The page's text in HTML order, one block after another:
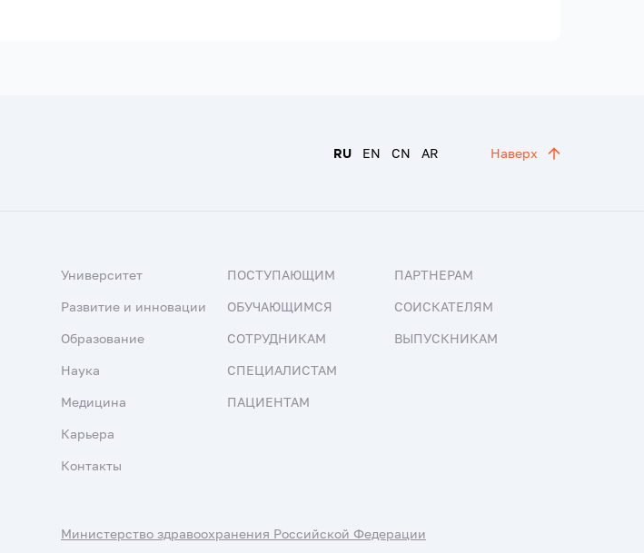
RU EN CN AR Наверх
Университет
Развитие и инновации
Образование
Наука
Медицина
Карьера
Контакты
ПОСТУПАЮЩИМ
ОБУЧАЮЩИМСЯ
СОТРУДНИКАМ
СПЕЦИАЛИСТАМ
ПАЦИЕНТАМ
ПАРТНЕРАМ
СОИСКАТЕЛЯМ
ВЫПУСКНИКАМ
Министерство здравоохранения Российской Федерации